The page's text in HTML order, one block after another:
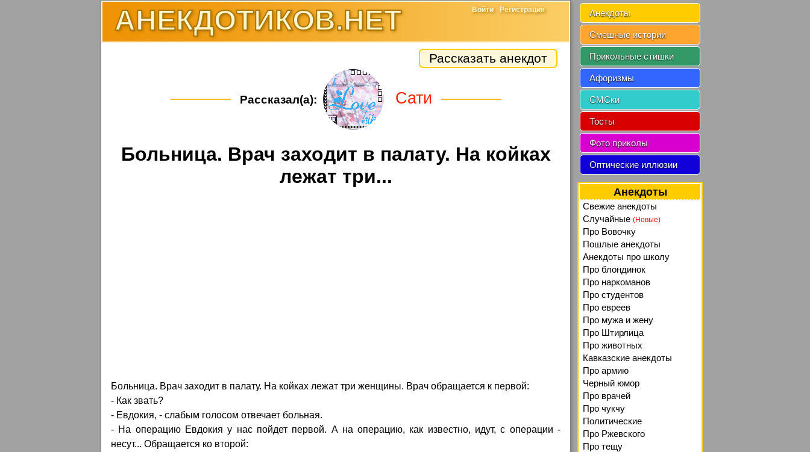
АНЕКДОТИКОВ.НЕТ Войти Регистрация
Рассказать анекдот
Рассказал(а): Сати
Больница. Врач заходит в палату. На койках
лежат три...
Больница. Врач заходит в палату. На койках лежат три женщины. Врач обращается к первой:
- Как звать?
- Евдокия, - слабым голосом отвечает больная.
- На операцию Евдокия у нас пойдет первой. А на операцию, как известно, идут, с операции -
несут... Обращается ко второй:
Анекдоты
Смешные истории
Прикольные стишки
Афоризмы
СМСки
Тосты
Фото приколы
Оптические иллюзии
Анекдоты
Свежие анекдоты
Случайные (Новые)
Про Вовочку
Пошлые анекдоты
Анекдоты про школу
Про блондинок
Про наркоманов
Про студентов
Про евреев
Про мужа и жену
Про Штирлица
Про животных
Кавказские анекдоты
Про армию
Черный юмор
Про врачей
Про чукчу
Политические
Про Ржевского
Про тещу